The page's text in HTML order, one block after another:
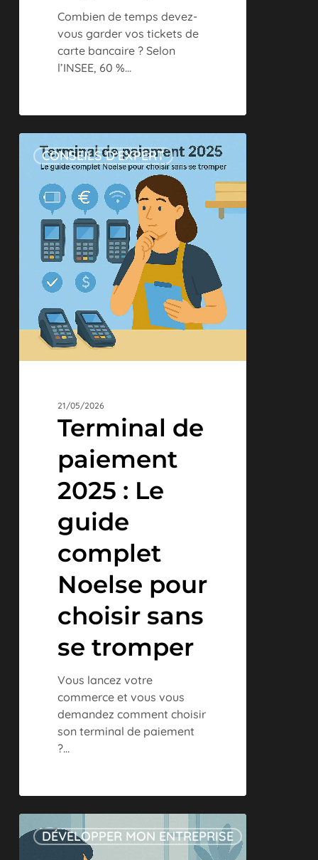
Combien de temps devez-
vous garder vos tickets de
carte bancaire ? Selon
l’INSEE, 60 %…
paiement
2025
guide
complet
Noelse
choisir
sans
tromper
CONSEILS D'EXPERT
21/05/2026
Terminal de
paiement
2025 : Le
guide
complet
Noelse pour
choisir sans
se tromper
Vous lancez votre
commerce et vous vous
demandez comment choisir
son terminal de paiement
?…
commerçants
DÉVELOPPER MON ENTREPRISE